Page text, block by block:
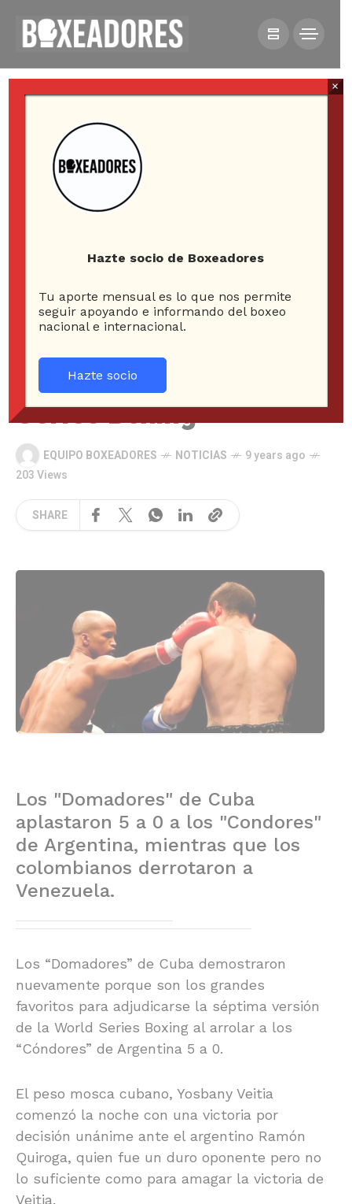
NOTICIAS
LA WORLD SERIES BOXING
Cuba y Colombia
arrasan en nueva
jornada de la World
Series Boxing
EQUIPO BOXEADORES NOTICIAS
9 years ago
203 Views
SHARE
Los "Domadores" de Cuba
aplastaron 5 a 0 a los "Condores"
de Argentina, mientras que los
colombianos derrotaron a
Venezuela.
Los “Domadores” de Cuba demostraron
nuevamente porque son los grandes
favoritos para adjudicarse la séptima versión
de la World Series Boxing al arrolar a los
“Cóndores” de Argentina 5 a 0.
El peso mosca cubano, Yosbany Veitia
comenzó la noche con una victoria por
decisión unánime ante el argentino Ramón
Quiroga, quien fue un duro oponente pero no
lo suficiente como para amagar la victoria de
Veitia.
Hazte socio de Boxeadores
Tu aporte mensual es lo que nos permite
seguir apoyando e informando del boxeo
nacional e internacional.
Hazte socio
×